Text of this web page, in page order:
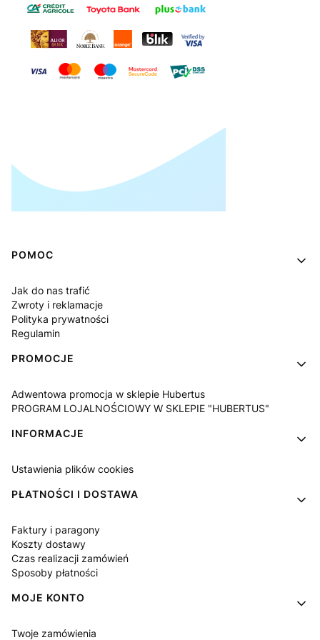
Linki w stopce
POMOC
Jak do nas trafić
Zwroty i reklamacje
Polityka prywatności
Regulamin
PROMOCJE
Adwentowa promocja w sklepie Hubertus
PROGRAM LOJALNOŚCIOWY W SKLEPIE "HUBERTUS"
INFORMACJE
Ustawienia plików cookies
PŁATNOŚCI I DOSTAWA
Faktury i paragony
Koszty dostawy
Czas realizacji zamówień
Sposoby płatności
MOJE KONTO
Twoje zamówienia